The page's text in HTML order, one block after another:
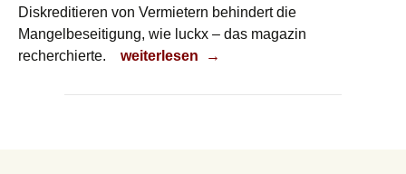
Diskreditieren von Vermietern behindert die
Mangelbeseitigung, wie luckx – das magazin
recherchierte.
Unbewohnte Immobilien aktivieren
weiterlesen →